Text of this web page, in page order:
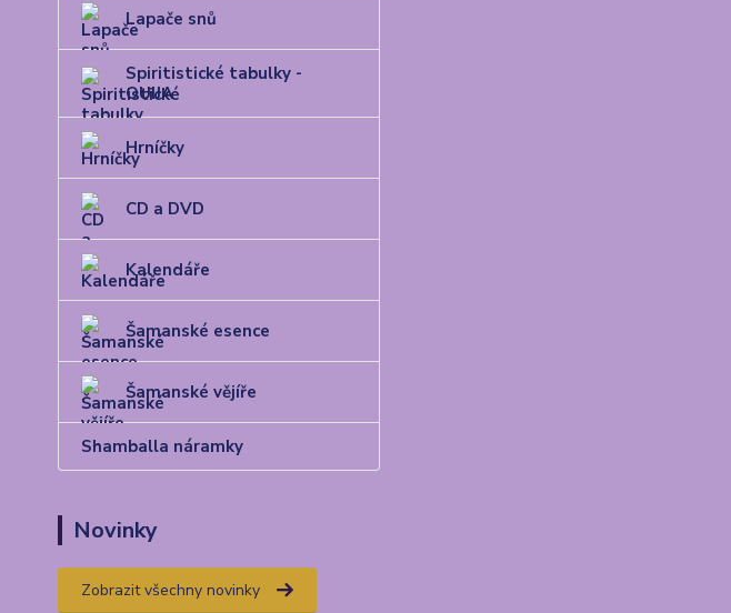
Lapače snů
Spiritistické tabulky -
OUIJA
Hrníčky
CD a DVD
Kalendáře
Šamanské esence
Šamanské vějíře
Shamballa náramky
Novinky
Zobrazit všechny novinky